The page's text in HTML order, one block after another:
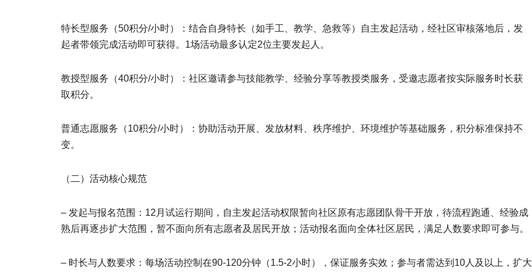
特长型服务（50积分/小时）：结合自身特长（如手工、教学、急救等）自主发起活动，经社区审核落地后，发
起者带领完成活动即可获得。1场活动最多认定2位主要发起人。
教授型服务（40积分/小时）：社区邀请参与技能教学、经验分享等教授类服务，受邀志愿者按实际服务时长获
取积分。
普通志愿服务（10积分/小时）：协助活动开展、发放材料、秩序维护、环境维护等基础服务，积分标准保持不
变。
（二）活动核心规范
– 发起与报名范围：12月试运行期间，自主发起活动权限暂向社区原有志愿团队骨干开放，待流程跑通、经验成
熟后再逐步扩大范围，暂不面向所有志愿者及居民开放；活动报名面向全体社区居民，满足人数要求即可参与。
– 时长与人数要求：每场活动控制在90-120分钟（1.5-2小时），保证服务实效；参与者需达到10人及以上，扩大